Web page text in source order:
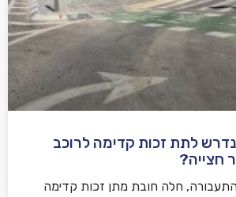
שלח משוב
לתת זכות קדימה לרוכב
חצייה?
חלה חובת מתן זכות קדימה